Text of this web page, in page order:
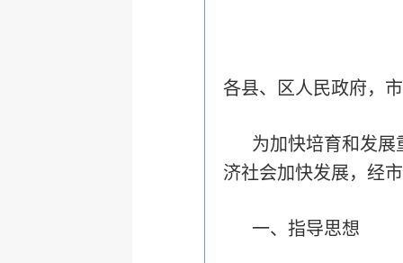
各县、区人民政府，
为加快培育和发
济社会加快发展，经
一、指导思想